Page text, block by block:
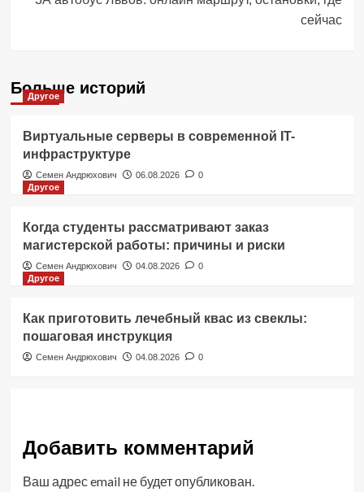
сейчас
Больше историй
Другое
Виртуальные серверы в современной IT-
инфраструктуре
Семен Андрюхович 06.08.2026
0
Другое
Когда студенты рассматривают заказ
магистерской работы: причины и риски
Семен Андрюхович 04.08.2026
0
Другое
Как приготовить лечебный квас из свеклы:
пошаговая инструкция
Семен Андрюхович 04.08.2026 0
Добавить комментарий
Ваш адрес email не будет опубликован.